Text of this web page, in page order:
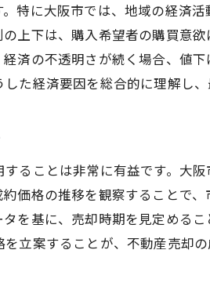
見逃すな！大阪市の不動産売却
不動産価格の関係を理解する
動向が売却に与える影響
策が不動産市場に与える影響
モニタリングの重要性
動に対応した売却プラン
不動産売却に最適な戦略とは
析を基にした効果的な戦略立案
特に大阪市では、地域の経済
上下は、購入希望者の購買意
済の不透明さが続く場合、値
た経済要因を総合的に理解し
ることは非常に有益です。大
価格の推移を観察することで
を基に、売却時期を見定める
立案することが、不動産売却の